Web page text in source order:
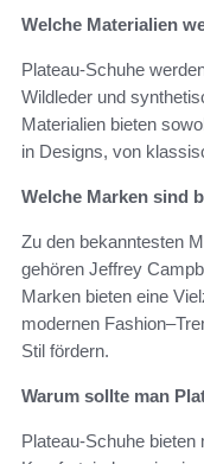
Welche Materialien
Plateau-Schuhe
Wildleder und
Materialien bieten
in Designs, von
Welche Marken sind
Zu den bekanntesten
gehören Jeffrey
Marken bieten eine
modernen
Stil fördern.
Warum sollte man
Plateau-Schuhe